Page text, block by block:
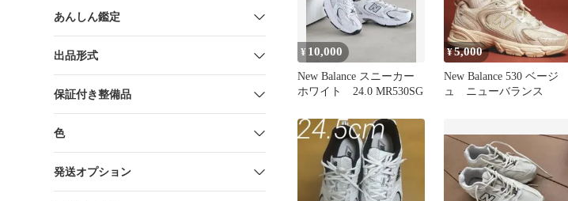
あんしん鑑定
出品形式
保証付き整備品
色
発送オプション
¥ 10,000
New Balance スニーカー
ホワイト 24.0 MR530SG
¥5,000
New Balance 530 ベージ
ュ ニューバランス